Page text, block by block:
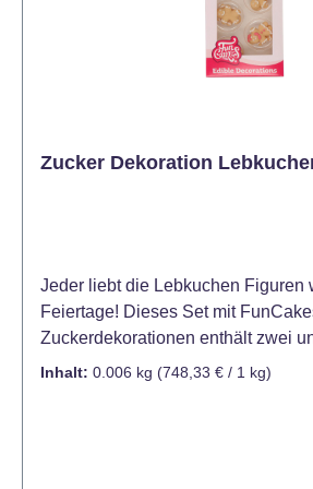
Zucker Dekoration
Jeder liebt die Lebkuchen Figuren
Feiertage! Dieses Set mit
Zuckerdekorationen enthält zwei
Lebkuchen Figuren, die wunderbar
Inhalt: 0.006 kg (748,33 € / 1 kg)